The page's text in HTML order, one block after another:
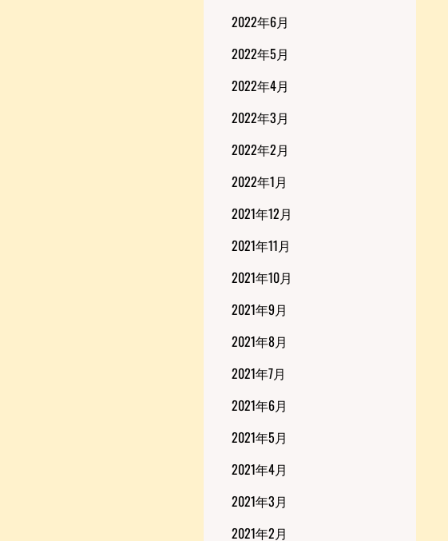
2022年6月
2022年5月
2022年4月
2022年3月
2022年2月
2022年1月
2021年12月
2021年11月
2021年10月
2021年9月
2021年8月
2021年7月
2021年6月
2021年5月
2021年4月
2021年3月
2021年2月